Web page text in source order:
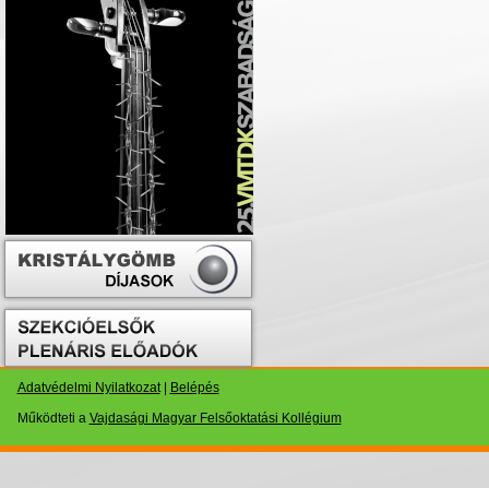
Adatvédelmi Nyilatkozat|
Belépés
Működteti a Vajdasági Magyar Felsőoktatási Kollégium